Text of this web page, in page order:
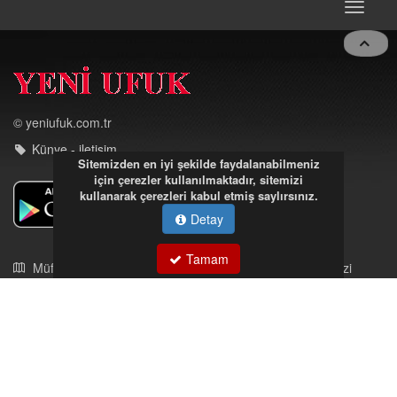
© yeniufuk.com.tr
Müftü Mahallesi Ateş Ahmet Sokak Cerrahoğlu İşmerkezi
Kdz.Ereğli/Zonguldak
Sitemizden en iyi şekilde faydalanabilmeniz
için çerezler kullanılmaktadır, sitemizi
kullanarak çerezleri kabul etmiş saylırsınız.
Detay
Tamam